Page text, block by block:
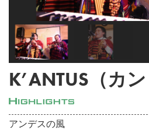
K’ANTUS（カン
アンデスの風